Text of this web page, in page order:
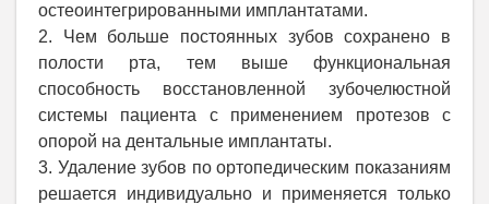
остеоинтегрированными имплантатами.
2. Чем больше постоянных зубов сохранено в
полости рта, тем выше функциональная
способность восстановленной зубочелюстной
системы пациента с применением протезов с
опорой на дентальные имплантаты.
3. Удаление зубов по ортопедическим показаниям
решается индивидуально и применяется только